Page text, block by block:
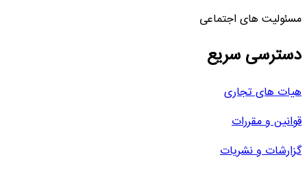
مسئولیت های اجتماعی
دسترسی سریع
هیات های تجاری
قوانین و مقررات
گزارشات و نشریات